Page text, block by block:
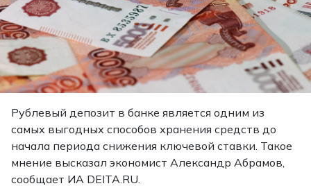
Рублевый депозит в банке является одним из
самых выгодных способов хранения средств до
начала периода снижения ключевой ставки. Такое
мнение высказал экономист Александр Абрамов,
сообщает ИА DEITA.RU.